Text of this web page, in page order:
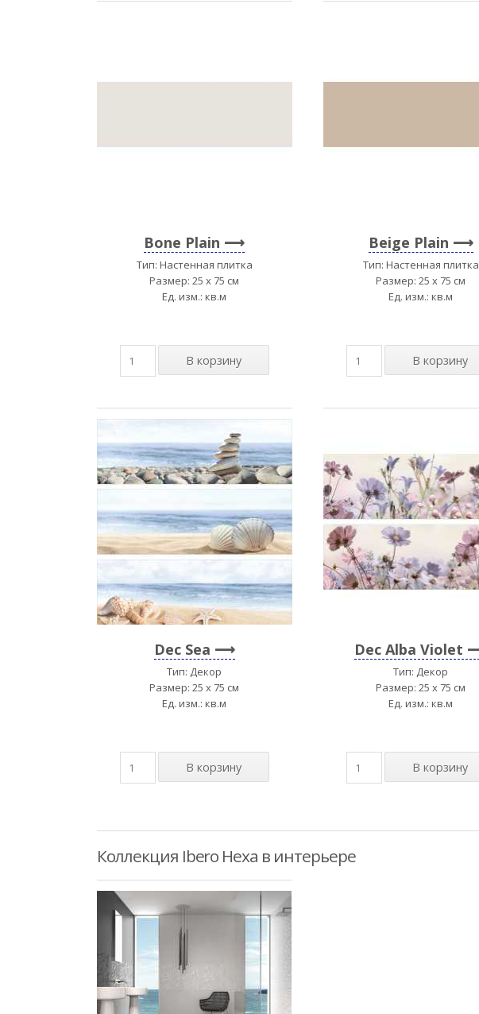
Bone Plain
Тип: Настенная плитка
Размер: 25 x 75 см
Ед. изм.: кв.м
Beige Plain
Тип: Настенная плитка
Размер: 25 x 75 см
Ед. изм.: кв.м
Dec Sea
Тип: Декор
Размер: 25 x 75 см
Ед. изм.: кв.м
Dec Alba Violet
Тип: Декор
Размер: 25 x 75 см
Ед. изм.: кв.м
Коллекция Ibero Hexa в интерьере